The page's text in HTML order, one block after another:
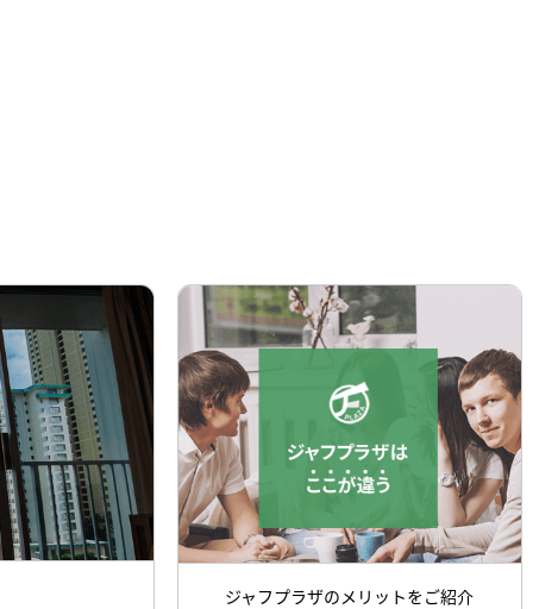
ジャフプラザのメリットをご紹介